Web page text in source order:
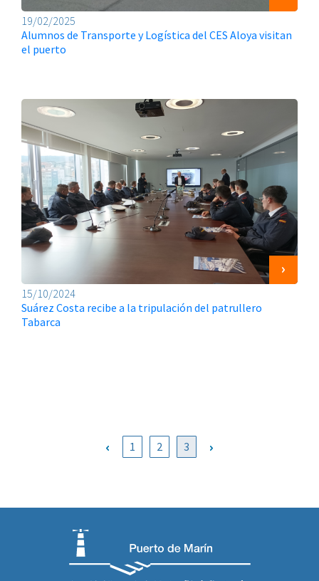
19/02/2025
Alumnos de Transporte y Logística del CES Aloya visitan
el puerto
15/10/2024
Suárez Costa recibe a la tripulación del patrullero
Tabarca
1 2 3